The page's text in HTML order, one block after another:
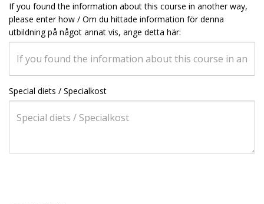
If you found the information about this course in another way,
please enter how / Om du hittade information för denna
utbildning på något annat vis, ange detta här:
Special diets / Specialkost